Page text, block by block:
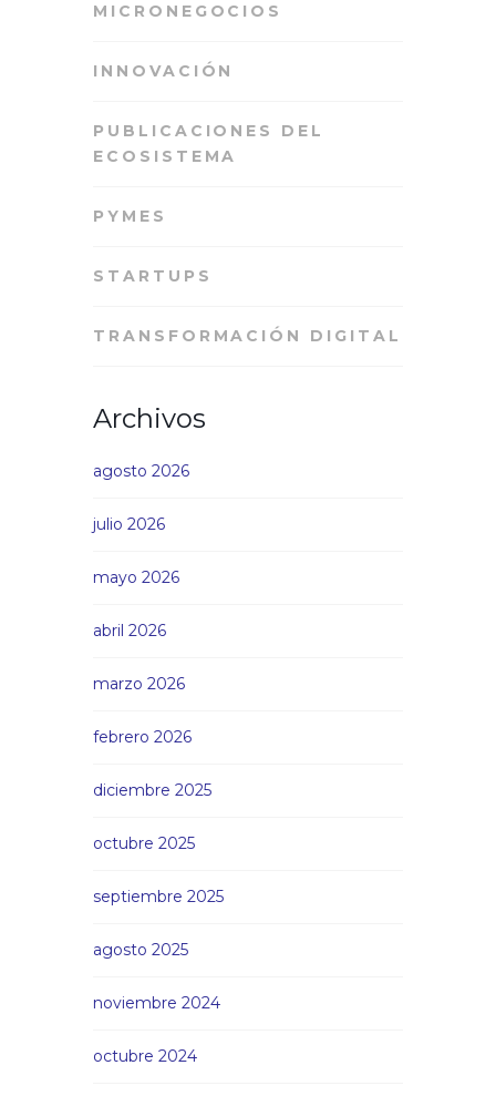
MICRONEGOCIOS
INNOVACIÓN
PUBLICACIONES DEL
ECOSISTEMA
PYMES
STARTUPS
TRANSFORMACIÓN DIGITAL
Archivos
agosto 2026
julio 2026
mayo 2026
abril 2026
marzo 2026
febrero 2026
diciembre 2025
octubre 2025
septiembre 2025
agosto 2025
noviembre 2024
octubre 2024